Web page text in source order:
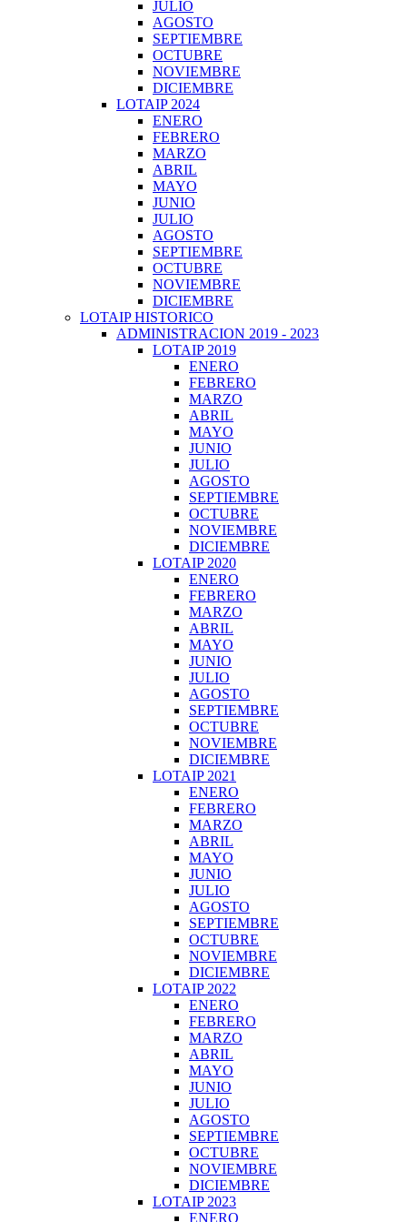
JULIO
AGOSTO
SEPTIEMBRE
OCTUBRE
NOVIEMBRE
DICIEMBRE
LOTAIP 2024
ENERO
FEBRERO
MARZO
ABRIL
MAYO
JUNIO
JULIO
AGOSTO
SEPTIEMBRE
OCTUBRE
NOVIEMBRE
DICIEMBRE
LOTAIP HISTORICO
ADMINISTRACION 2019 - 2023
LOTAIP 2019
ENERO
FEBRERO
MARZO
ABRIL
MAYO
JUNIO
JULIO
AGOSTO
SEPTIEMBRE
OCTUBRE
NOVIEMBRE
DICIEMBRE
LOTAIP 2020
ENERO
FEBRERO
MARZO
ABRIL
MAYO
JUNIO
JULIO
AGOSTO
SEPTIEMBRE
OCTUBRE
NOVIEMBRE
DICIEMBRE
LOTAIP 2021
ENERO
FEBRERO
MARZO
ABRIL
MAYO
JUNIO
JULIO
AGOSTO
SEPTIEMBRE
OCTUBRE
NOVIEMBRE
DICIEMBRE
LOTAIP 2022
ENERO
FEBRERO
MARZO
ABRIL
MAYO
JUNIO
JULIO
AGOSTO
SEPTIEMBRE
OCTUBRE
NOVIEMBRE
DICIEMBRE
LOTAIP 2023
ENERO